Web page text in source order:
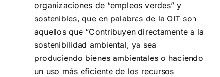
organizaciones de “empleos verdes” y
sostenibles, que en palabras de la OIT son
aquellos que “Contribuyen directamente a la
sostenibilidad ambiental, ya sea
produciendo bienes ambientales o haciendo
un uso más eficiente de los recursos